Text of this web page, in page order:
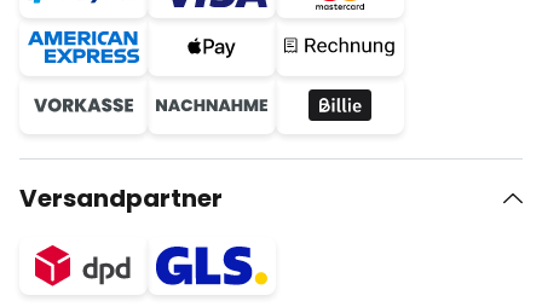
Versandpartner